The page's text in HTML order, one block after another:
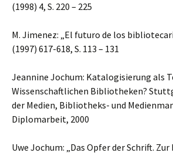
(1998) 4, S. 220 – 225
M. Jimenez: „El futuro de los
(1997) 617-618, S. 113 – 131
Jeannine Jochum: Katalogisierung als
Wissenschaftlichen Bibliotheken?
der Medien, Bibliotheks- und
Diplomarbeit, 2000
Uwe Jochum: „Das Opfer der Schrift.